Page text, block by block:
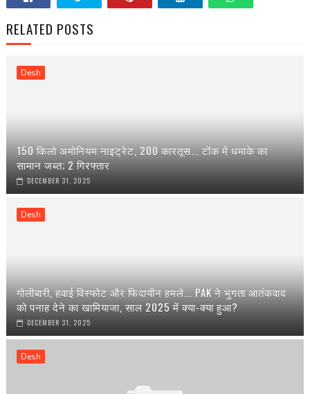
RELATED POSTS
Desh
150 किलो अमोनियम नाइट्रेट, 200 कारतूस... टोंक में धमाके का
सामान जब्त; 2 गिरफ्तार
DECEMBER 31, 2025
Desh
गोलीबारी, हवाई विस्फोट और फिदायीन हमले... PAK ने भुगता आतंकवाद
को पनाह देने का खामियाजा, साल 2025 में क्या-क्या हुआ?
DECEMBER 31, 2025
Desh